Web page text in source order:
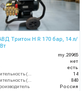
Тритон H R 170 бар, 14 л/
my.20965
нет
есть
Производительность (л/мин)
14
Производительность (л/ч)
840
Россия